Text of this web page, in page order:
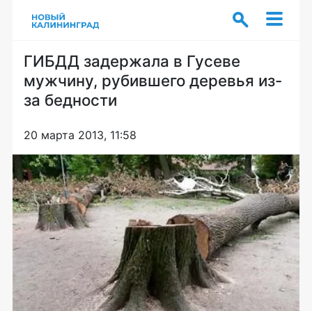
ГИБДД задержала в Гусеве
мужчину, рубившего деревья из-
за бедности
20 марта 2013, 11:58